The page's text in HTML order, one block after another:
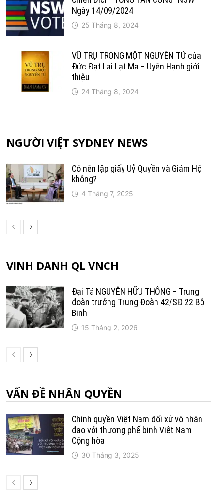
Ngày 14/09/2024
25 Tháng 8, 2024
VŨ TRỤ TRONG MỘT NGUYÊN TỬ của
Đức Đạt Lai Lạt Ma – Uyên Hạnh giới
thiệu
24 Tháng 8, 2024
NGƯỜI VIỆT SYDNEY NEWS
Có nên lập giấy Uỷ Quyền và Giám Hộ
không?
4 Tháng 7, 2025
VINH DANH QL VNCH
Đại Tá NGUYỄN HỮU THÔNG – Trung
đoàn trưởng Trung Ðoàn 42/SÐ 22 Bộ
Binh
15 Tháng 2, 2026
VẤN ĐỀ NHÂN QUYỀN
Chính quyền Việt Nam đối xử vô nhân
đạo với thương phế binh Việt Nam
Cộng hòa
30 Tháng 3, 2025